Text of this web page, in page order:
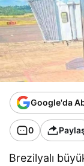
Google'da
0
Brezilyalı